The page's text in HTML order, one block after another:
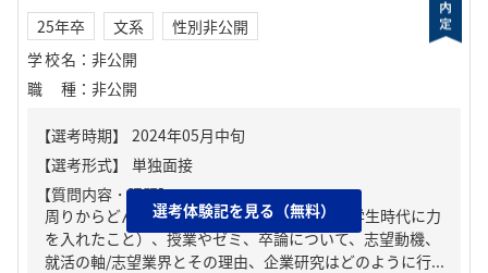
25年卒 文系
性別非公開
学校名 ： 非公開
職種 ： 非公開
【質問内容・課題】
周りからどんな人といわれる？、ガクチカ（学生時代に力
を入れたこと）、授業やゼミ、卒論について、志望動機、
就活の軸/志望業界とその理由、企業研究はどのように行...
選考体験記を見る（無料）